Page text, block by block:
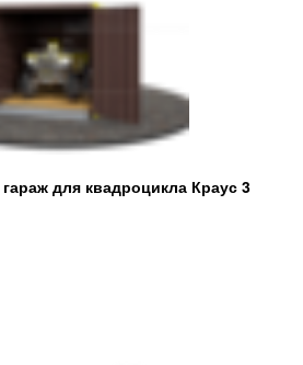
для квадроцикла Краус 3